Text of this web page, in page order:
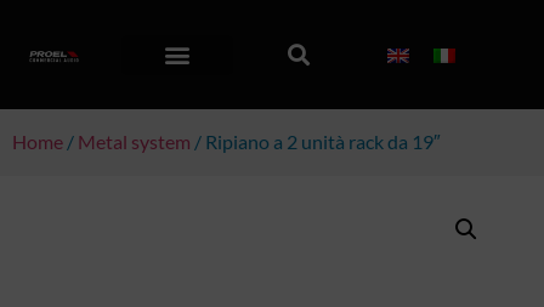
Home / Metal system / Ripiano a 2 unità rack da 19″